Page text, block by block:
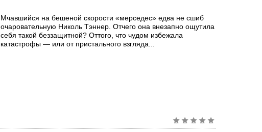
Мчавшийся на бешеной скорости «мерседес» едва не сшиб
очаровательную Николь Тэннер. Отчего она внезапно ощутила
себя такой беззащитной? Оттого, что чудом избежала
катастрофы — или от пристального взгляда...